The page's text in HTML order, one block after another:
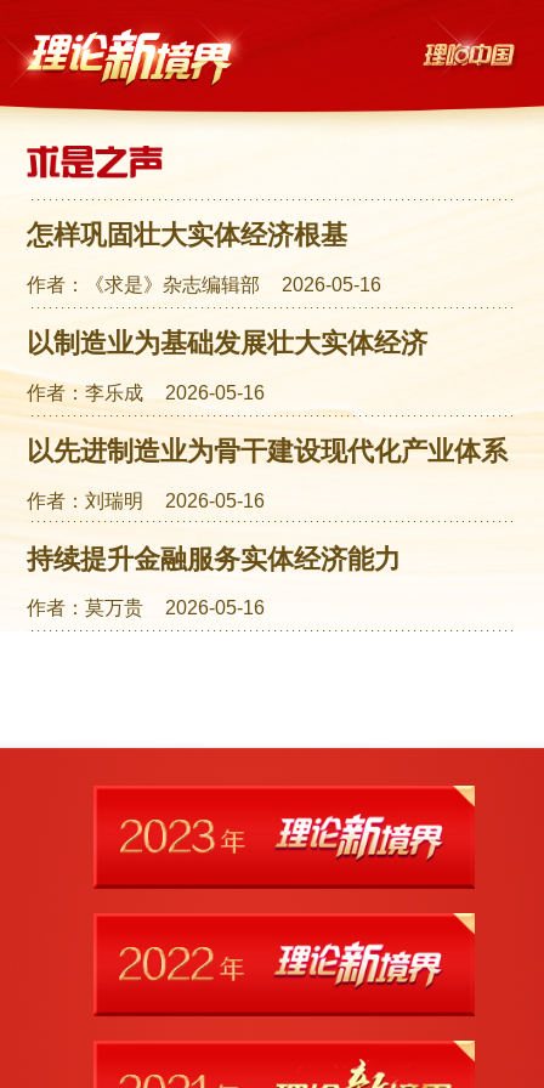
怎样巩固壮大实体经济根基
作者：《求是》杂志编辑部 2026-05-16
以制造业为基础发展壮大实体经济
作者：李乐成 2026-05-16
以先进制造业为骨干建设现代化产业体系
作者：刘瑞明 2026-05-16
持续提升金融服务实体经济能力
作者：莫万贵 2026-05-16